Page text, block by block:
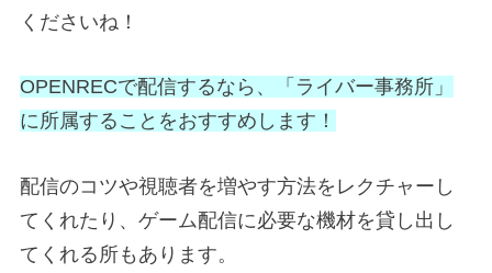
くださいね！
OPENRECで配信するなら、「ライバー事務所」
に所属することをおすすめします！
配信のコツや視聴者を増やす方法をレクチャーし
てくれたり、ゲーム配信に必要な機材を貸し出し
てくれる所もあります。